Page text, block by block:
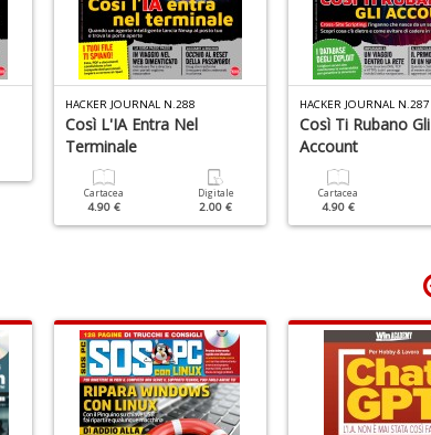
HACKER JOURNAL N.288
Così L'IA Entra Nel
Terminale
Cartacea
4.90 €
Digitale
2.00 €
HACKER JOURNAL N.287
Così Ti Rubano Gli
Account
Cartacea
4.90 €